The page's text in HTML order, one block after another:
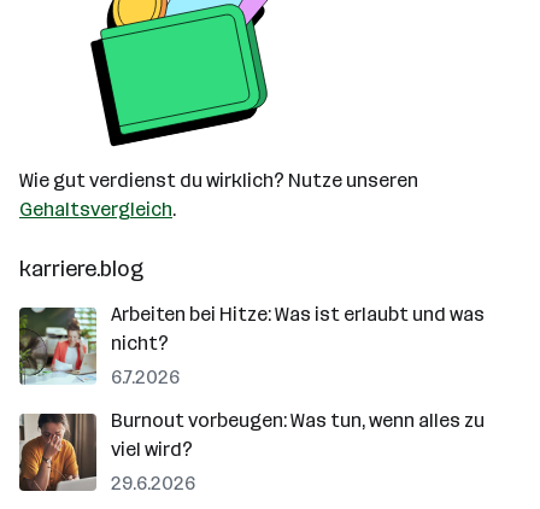
Wie gut verdienst du wirklich? Nutze unseren
Gehaltsvergleich.
karriere.blog
Arbeiten bei Hitze: Was ist erlaubt und was
nicht?
6.7.2026
Burnout vorbeugen: Was tun, wenn alles zu
viel wird?
29.6.2026